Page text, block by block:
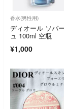
香水(男性用)
ディオール ソバ
ュ 100ml 空瓶
¥1,000